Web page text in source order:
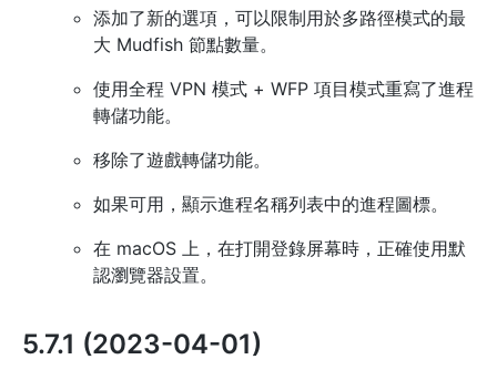
添加了新的選項，可以限制用於多路徑模式的最
大 Mudfish 節點數量。
使用全程 VPN 模式 + WFP 項目模式重寫了進程
轉儲功能。
移除了遊戲轉儲功能。
如果可用，顯示進程名稱列表中的進程圖標。
在 macOS 上，在打開登錄屏幕時，正確使用默
認瀏覽器設置。
5.7.1 (2023-04-01)